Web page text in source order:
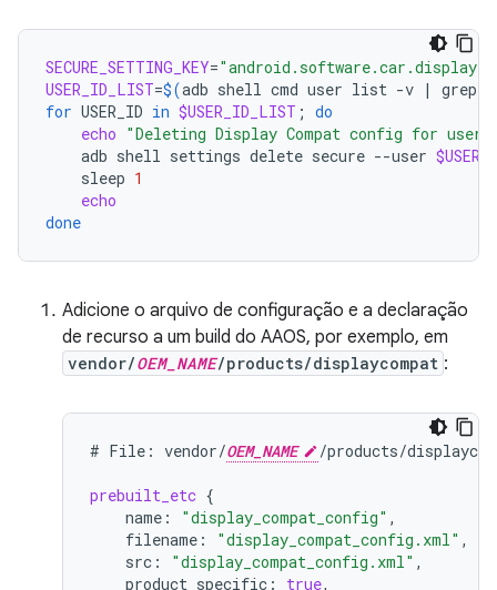
SECURE_SETTING_KEY=
USER_ID_LIST=$(adb shell cmd user list -v | grep
for USER_ID in $USER_ID_LIST ; do
echo "Deleting Display Compat config for
adb shell settings delete secure --user
sleep 1
echo
done
Adicione o arquivo de configuração e a declaração
de recurso a um build do AAOS, por exemplo, em
vendor/OEM_NAME/products/displaycompat :
# File: vendor/OEM_NAME /products/
prebuilt_etc {
name : "display_compat_config" ,
filename : "display_compat_config.xml" ,
src : "display_compat_config.xml" ,
product_specific : true,